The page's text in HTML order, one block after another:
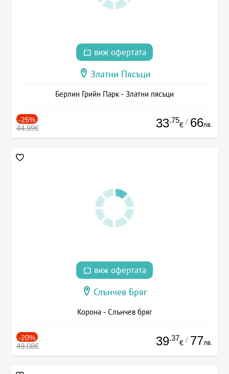
виж офертата
Златни Пясъци
Берлин Грийн Парк - Златни пясъци
-25%
44.99€ 33.75
€ / 66лв.
виж офертата
Слънчев Бряг
Корона - Слънчев бряг
-20%
49.08€ 39.37
€ / 77лв.